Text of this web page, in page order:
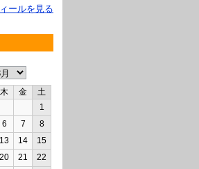
ールを見る
木 金
土
1
6 7
8
13 14
15
20 21
22